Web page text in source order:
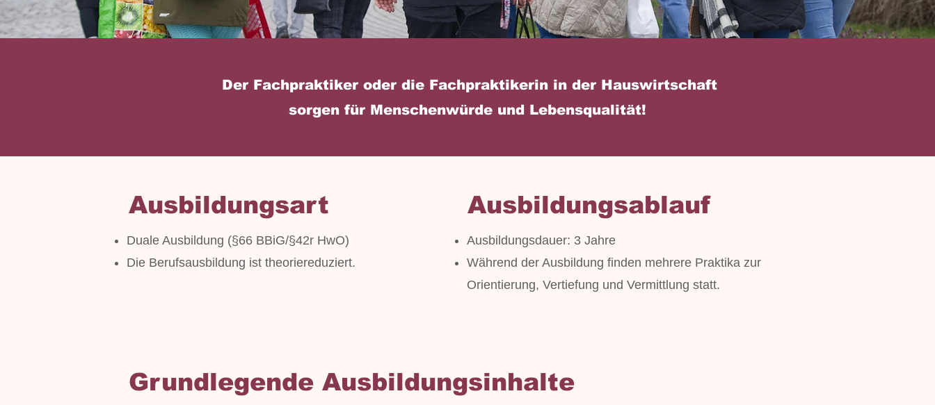
Der Fachpraktiker oder die Fachpraktikerin in der Hauswirtschaft
sorgen für Menschenwürde und Lebensqualität!
Ausbildungsart Ausbildungsablauf
Duale Ausbildung (§66 BBiG/§42r HwO)
Die Berufsausbildung ist theoriereduziert.
Ausbildungsdauer: 3 Jahre
Während der Ausbildung finden mehrere Praktika zur
Orientierung, Vertiefung und Vermittlung statt.
Grundlegende Ausbildungsinhalte